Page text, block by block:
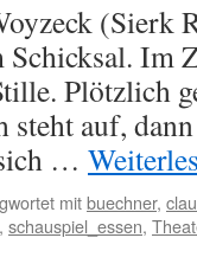
(Sierk
Im
Plötzlich
steht auf,
…
mitbuechner,
, schauspiel_essen,